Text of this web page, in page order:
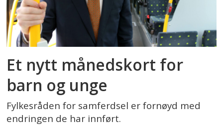
Et nytt månedskort for
barn og unge
Fylkesråden for samferdsel er fornøyd med
endringen de har innført.